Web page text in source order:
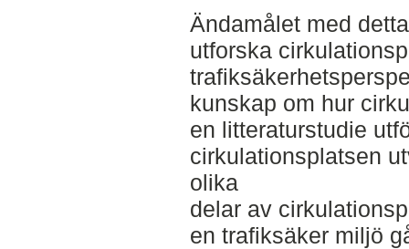
Ändamålet med
utforska
kunskap om hur
en litteraturstudie
cirkulationsplatsen
olika
delar av
en trafiksäker miljö